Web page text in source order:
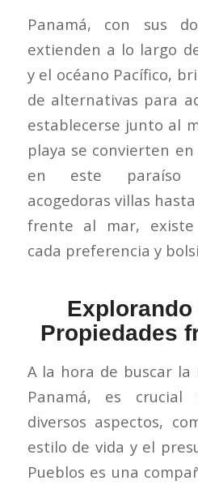
Panamá, con sus
extienden a lo largo
y el océano Pacífico,
de alternativas para
establecerse junto al
playa se convierten
en este paraíso
acogedoras villas
frente al mar,
cada preferencia y
Explorando
Propiedades
A la hora de buscar la
Panamá, es
diversos aspectos,
estilo de vida y el
Pueblos es una